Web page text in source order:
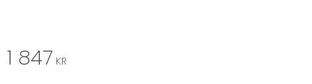
1 847 KR